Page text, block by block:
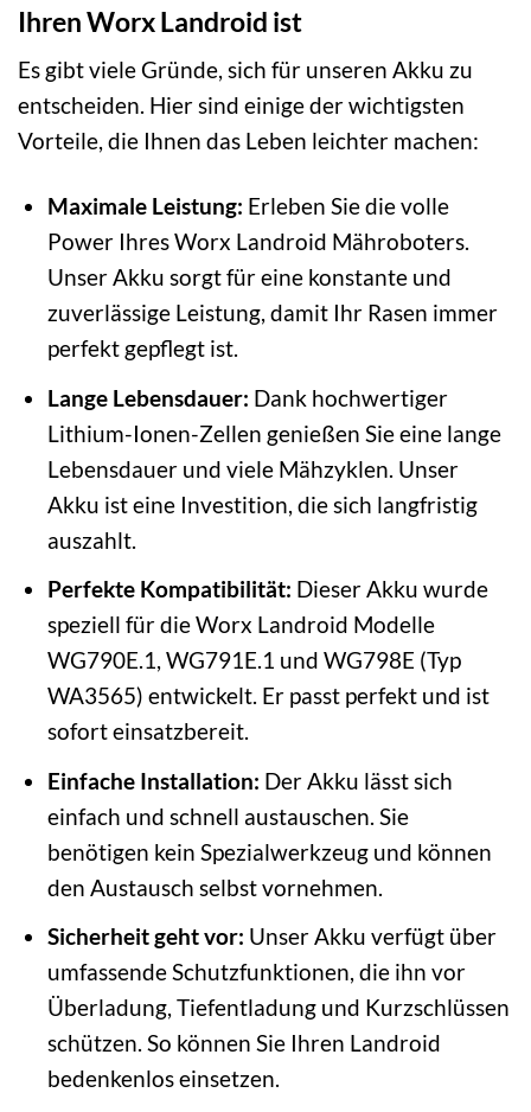
Ihren Worx Landroid ist
Es gibt viele Gründe, sich für unseren Akku zu
entscheiden. Hier sind einige der wichtigsten
Vorteile, die Ihnen das Leben leichter machen:
Maximale Leistung: Erleben Sie die volle
Power Ihres Worx Landroid Mähroboters.
Unser Akku sorgt für eine konstante und
zuverlässige Leistung, damit Ihr Rasen immer
perfekt gepflegt ist.
Lange Lebensdauer: Dank hochwertiger
Lithium-Ionen-Zellen genießen Sie eine lange
Lebensdauer und viele Mähzyklen. Unser
Akku ist eine Investition, die sich langfristig
auszahlt.
Perfekte Kompatibilität: Dieser Akku wurde
speziell für die Worx Landroid Modelle
WG790E.1, WG791E.1 und WG798E (Typ
WA3565) entwickelt. Er passt perfekt und ist
sofort einsatzbereit.
Einfache Installation: Der Akku lässt sich
einfach und schnell austauschen. Sie
benötigen kein Spezialwerkzeug und können
den Austausch selbst vornehmen.
Sicherheit geht vor: Unser Akku verfügt über
umfassende Schutzfunktionen, die ihn vor
Überladung, Tiefentladung und Kurzschlüssen
schützen. So können Sie Ihren Landroid
bedenkenlos einsetzen.